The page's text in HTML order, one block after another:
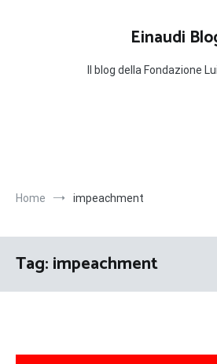
Einaudi
Il blog della Fondazione
Home impeachment
Tag:impeachment